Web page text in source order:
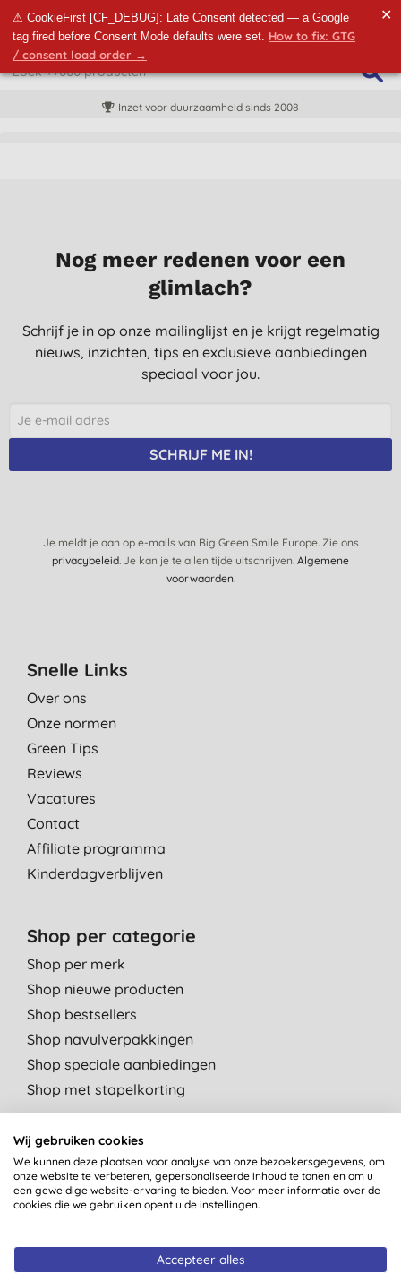
⚠ CookieFirst [CF_DEBUG]: Late Consent detected — a Google
tag fired before Consent Mode defaults were set. How to fix: GTG
/ consent load order →
✕
Inzet voor duurzaamheid sinds 2008
Nog meer redenen voor een
glimlach?
Schrijf je in op onze mailinglijst en je krijgt regelmatig
nieuws, inzichten, tips en exclusieve aanbiedingen
speciaal voor jou.
SCHRIJF ME IN!
Je meldt je aan op e-mails van Big Green Smile Europe. Zie ons
privacybeleid. Je kan je te allen tijde uitschrijven. Algemene
voorwaarden.
Snelle Links
Over ons
Onze normen
Green Tips
Reviews
Vacatures
Contact
Affiliate programma
Kinderdagverblijven
Shop per categorie
Shop per merk
Shop nieuwe producten
Shop bestsellers
Shop navulverpakkingen
Shop speciale aanbiedingen
Shop met stapelkorting
Persoonlijke verzorging
Moeder & Baby
Mannen
Wij gebruiken cookies
We kunnen deze plaatsen voor analyse van onze bezoekersgegevens, om
onze website te verbeteren, gepersonaliseerde inhoud te tonen en om u
een geweldige website-ervaring te bieden. Voor meer informatie over de
cookies die we gebruiken opent u de instellingen.
Accepteer alles